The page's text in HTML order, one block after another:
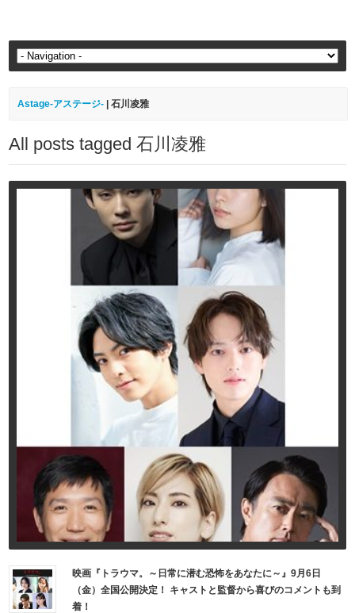
Astage-アステージ- |石川凌雅
All posts tagged 石川凌雅
映画『トラウマ。～日常に潜む恐怖をあなたに～』9月6日
（金）全国公開決定！ キャストと監督から喜びのコメントも到
着！